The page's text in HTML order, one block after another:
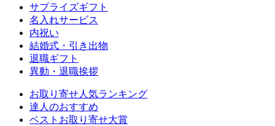
サプライズギフト
名入れサービス
内祝い
結婚式・引き出物
退職ギフト
異動・退職挨拶
お取り寄せ人気ランキング
達人のおすすめ
ベストお取り寄せ大賞